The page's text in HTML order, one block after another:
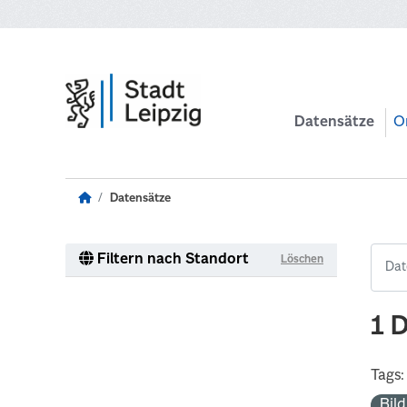
Datensätze
Datensätze
Filtern nach Standort Löschen
1
Tags: